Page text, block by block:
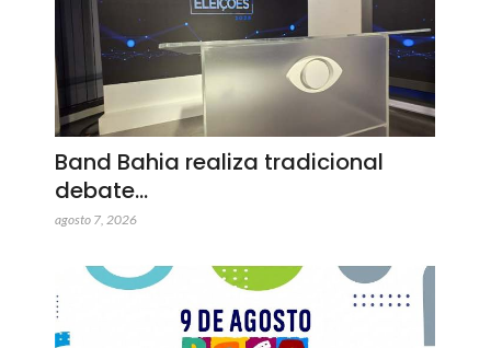
Band Bahia realiza tradicional
debate…
agosto 7, 2026